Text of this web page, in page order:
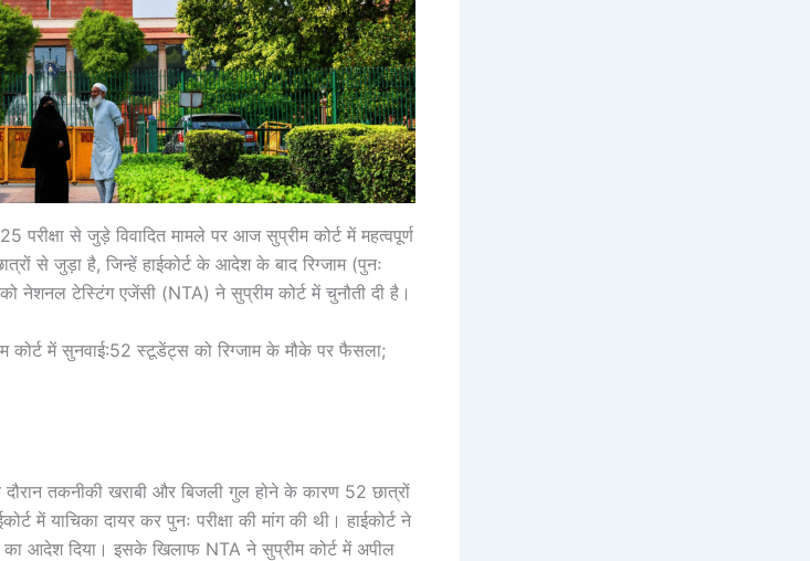
परीक्षा से जुड़े विवादित मामले पर आज सुप्रीम कोर्ट में महत्वपूर्ण
से जुड़ा है, जिन्हें हाईकोर्ट के आदेश के बाद रिग्जाम (पुनः
नेशनल टेस्टिंग एजेंसी (NTA) ने सुप्रीम कोर्ट में चुनौती दी है।
कोर्ट में सुनवाई:52 स्टूडेंट्स को रिग्जाम के मौके पर फैसला;
तकनीकी खराबी और बिजली गुल होने के कारण 52 छात्रों
में याचिका दायर कर पुनः परीक्षा की मांग की थी। हाईकोर्ट ने
का आदेश दिया। इसके खिलाफ NTA ने सुप्रीम कोर्ट में अपील